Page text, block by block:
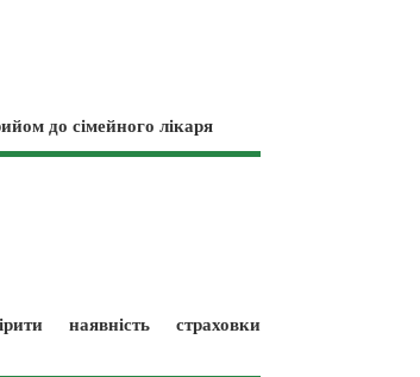
до сімейного лікаря
наявність страховки